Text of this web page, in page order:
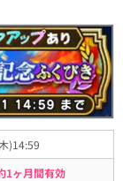
)14:59
1ヶ月間有効